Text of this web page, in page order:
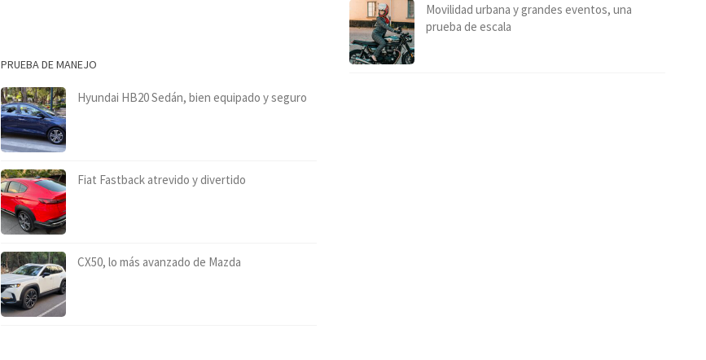
PRUEBA DE MANEJO
Hyundai HB20 Sedán, bien equipado y seguro
Fiat Fastback atrevido y divertido
CX50, lo más avanzado de Mazda
Movilidad urbana y grandes eventos, una
prueba de escala